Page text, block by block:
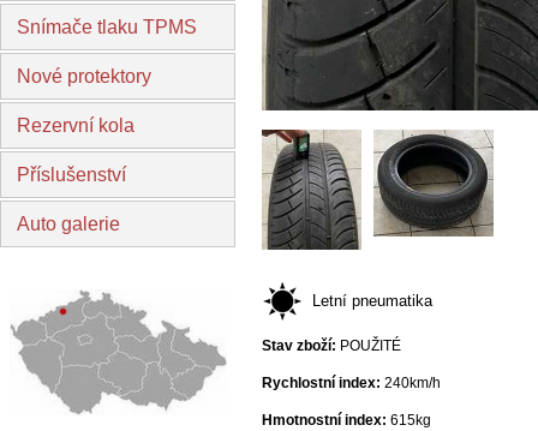
Snímače tlaku TPMS
Nové protektory
Rezervní kola
Příslušenství
Auto galerie
Letní pneumatika
Stav zboží: POUŽITÉ
Rychlostní index: 240km/h
Hmotnostní index: 615kg